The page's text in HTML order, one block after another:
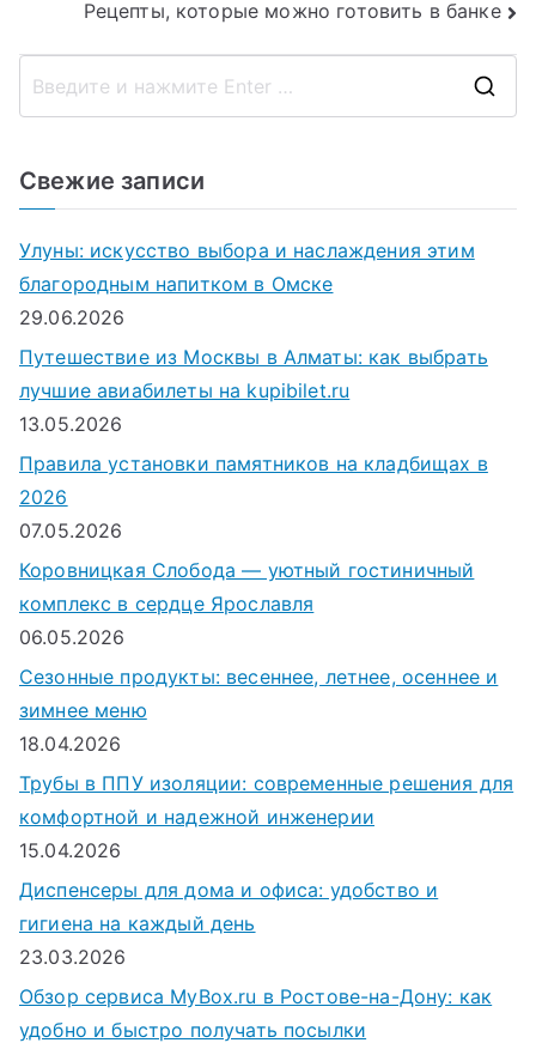
записям
Рецепты, которые можно готовить в банке
Свежие записи
Улуны: искусство выбора и наслаждения этим
благородным напитком в Омске
29.06.2026
Путешествие из Москвы в Алматы: как выбрать
лучшие авиабилеты на kupibilet.ru
13.05.2026
Правила установки памятников на кладбищах в
2026
07.05.2026
Коровницкая Слобода — уютный гостиничный
комплекс в сердце Ярославля
06.05.2026
Сезонные продукты: весеннее, летнее, осеннее и
зимнее меню
18.04.2026
Трубы в ППУ изоляции: современные решения для
комфортной и надежной инженерии
15.04.2026
Диспенсеры для дома и офиса: удобство и
гигиена на каждый день
23.03.2026
Обзор сервиса MyBox.ru в Ростове-на-Дону: как
удобно и быстро получать посылки